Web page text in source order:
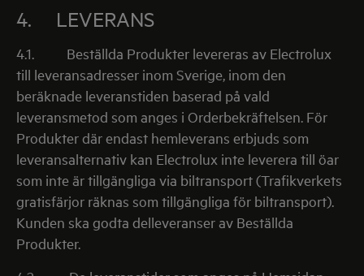
4. LEVERANS
4.1. Beställda Produkter levereras av Electrolux
till leveransadresser inom Sverige, inom den
beräknade leveranstiden baserad på vald
leveransmetod som anges i Orderbekräftelsen. För
Produkter där endast hemleverans erbjuds som
leveransalternativ kan Electrolux inte leverera till öar
som inte är tillgängliga via biltransport (Trafikverkets
gratisfärjor räknas som tillgängliga för biltransport).
Kunden ska godta delleveranser av Beställda
Produkter.